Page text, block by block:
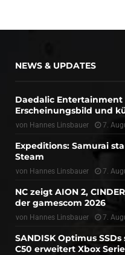
NEWS & UPDATES
Daedalic Entertainment
Erscheinungsbild und
von Hannes Linsbauer 7.
Expeditions: Samurai
Steam
von Hannes Linsbauer 7.
NC zeigt AION 2,
der gamescom 2026
von Hannes Linsbauer 7.
SANDISK Optimus
C50 erweitert Xbox